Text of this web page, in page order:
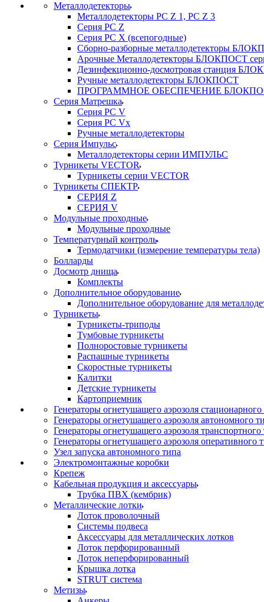
Металлодетекторы
Металлодетекторы РС Z 1, PC Z 3
Серия РС Z
Серия РС X (всепогодные)
Сборно-разборные металлодетекторы
Арочные Металлодетекторы БЛОКПОСТ
Дезинфекционно-досмотровая станция
Ручные металлодетекторы БЛОКПОСТ
ПРОГРАММНОЕ ОБЕСПЕЧЕНИЕ
Серия Матрешка
Серия PC V
Серия PC Vx
Ручные металлодетекторы
Серия Импульс
Металлодетекторы серии ИМПУЛЬС
Турникеты VECTOR
Турникеты серии VECTOR
Турникеты СПЕКТР
СЕРИЯ Z
СЕРИЯ V
Модульные проходные
Модульные проходные
Температурный контроль
Термодатчики (измерение температуры тела)
Болларды
Досмотр днища
Комплекты
Дополнительное оборудование
Дополнительное оборудование для
Турникеты
Турникеты-триподы
Тумбовые турникеты
Полноростовые турникеты
Распашные турникеты
Скоростные турникеты
Калитки
Детские турникеты
Картоприемник
Генераторы огнетушащего аэрозоля стационарного
Генераторы огнетушащего аэрозоля автономного
Генераторы огнетушащего аэрозоля транспортного
Генераторы огнетушащего аэрозоля оперативного
Узел запуска автономного типа
Электромонтажные коробки
Крепеж
Кабельная продукция и аксессуары
Трубка ПВХ (кембрик)
Металлические лотки
Лоток проволочный
Системы подвеса
Аксессуары для металлических лотков
Лоток перфорированный
Лоток неперфорированный
Крышка лотка
STRUT система
Метизы